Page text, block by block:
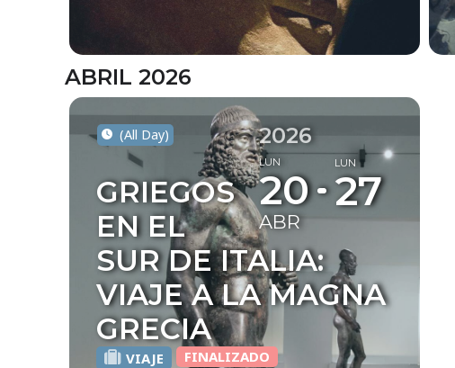
ABRIL 2026
2026
LUN
20
ABR
LUN
27
(All Day)
GRIEGOS
EN EL
SUR DE ITALIA:
VIAJE A LA MAGNA
GRECIA
VIAJE FINALIZADO